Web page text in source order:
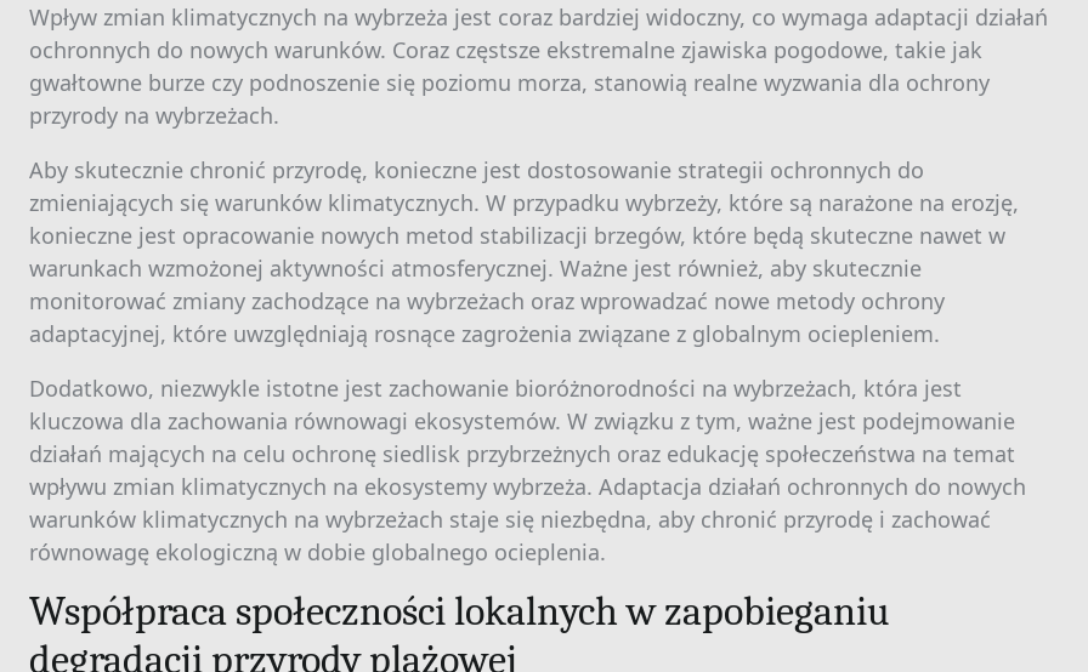
Wpływ zmian klimatycznych na wybrzeża jest coraz bardziej widoczny, co wymaga adaptacji działań
ochronnych do nowych warunków. Coraz częstsze ekstremalne zjawiska pogodowe, takie jak
gwałtowne burze czy podnoszenie się poziomu morza, stanowią realne wyzwania dla ochrony
przyrody na wybrzeżach.
Aby skutecznie chronić przyrodę, konieczne jest dostosowanie strategii ochronnych do
zmieniających się warunków klimatycznych. W przypadku wybrzeży, które są narażone na erozję,
konieczne jest opracowanie nowych metod stabilizacji brzegów, które będą skuteczne nawet w
warunkach wzmożonej aktywności atmosferycznej. Ważne jest również, aby skutecznie
monitorować zmiany zachodzące na wybrzeżach oraz wprowadzać nowe metody ochrony
adaptacyjnej, które uwzględniają rosnące zagrożenia związane z globalnym ociepleniem.
Dodatkowo, niezwykle istotne jest zachowanie bioróżnorodności na wybrzeżach, która jest
kluczowa dla zachowania równowagi ekosystemów. W związku z tym, ważne jest podejmowanie
działań mających na celu ochronę siedlisk przybrzeżnych oraz edukację społeczeństwa na temat
wpływu zmian klimatycznych na ekosystemy wybrzeża. Adaptacja działań ochronnych do nowych
warunków klimatycznych na wybrzeżach staje się niezbędna, aby chronić przyrodę i zachować
równowagę ekologiczną w dobie globalnego ocieplenia.
Współpraca społeczności lokalnych w zapobieganiu
degradacji przyrody plażowej